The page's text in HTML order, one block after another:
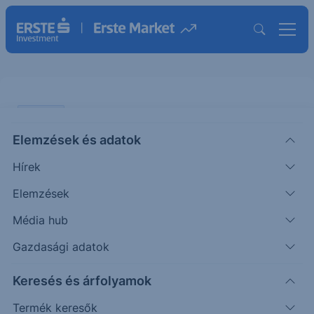
Elemzések és adatok
Hírek
Elemzések
Média hub
Gazdasági adatok
Keresés és árfolyamok
Termék keresők
indexben
A régiós CECE index összetétele nem változik a
június 19-i index átsúlyozás alkalmával, vagyis